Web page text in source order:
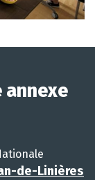
annexe
de-Linières